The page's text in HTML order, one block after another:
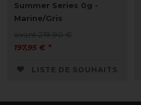
Summer Series 0g -
Marine/Gris
avant 219,90 €
197,95 € *
LISTE DE SOUHAITS